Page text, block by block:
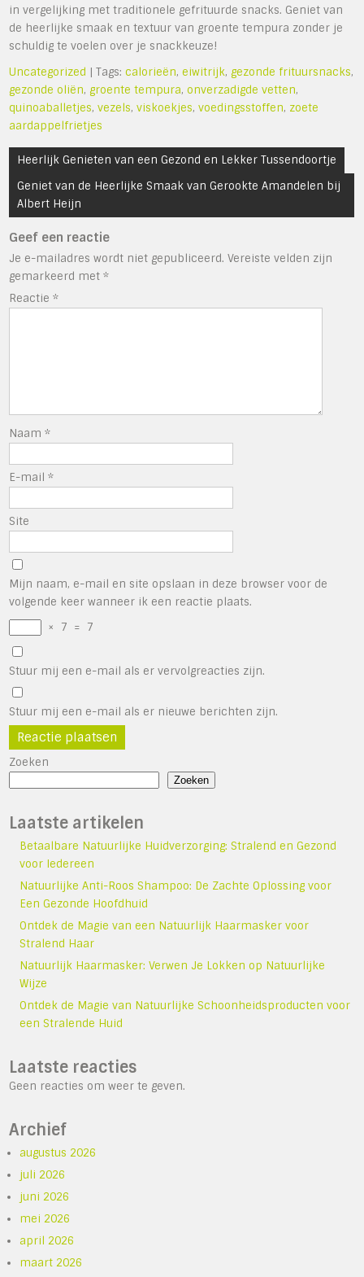
in vergelijking met traditionele gefrituurde snacks. Geniet van
de heerlijke smaak en textuur van groente tempura zonder je
schuldig te voelen over je snackkeuze!
Uncategorized | Tags:calorieën,eiwitrijk,gezonde frituursnacks,
gezonde oliën,groente tempura,onverzadigde vetten,
quinoaballetjes,vezels,viskoekjes,voedingsstoffen, zoete
aardappelfrietjes
Bericht
navigatie
Heerlijk Genieten van een Gezond en Lekker Tussendoortje
Geniet van de Heerlijke Smaak van Gerookte Amandelen bij
Albert Heijn
Geef een reactie
Je e-mailadres wordt niet gepubliceerd. Vereiste velden zijn
gemarkeerd met*
Reactie*
Naam*
E-mail*
Site
Mijn naam, e-mail en site opslaan in deze browser voor de
volgende keer wanneer ik een reactie plaats.
×
7 = 7
Stuur mij een e-mail als er vervolgreacties zijn.
Stuur mij een e-mail als er nieuwe berichten zijn.
Zoeken
Zoeken
Laatste artikelen
Betaalbare Natuurlijke Huidverzorging: Stralend en Gezond
voor Iedereen
Natuurlijke Anti-Roos Shampoo: De Zachte Oplossing voor
Een Gezonde Hoofdhuid
Ontdek de Magie van een Natuurlijk Haarmasker voor
Stralend Haar
Natuurlijk Haarmasker: Verwen Je Lokken op Natuurlijke
Wijze
Ontdek de Magie van Natuurlijke Schoonheidsproducten voor
een Stralende Huid
Laatste reacties
Geen reacties om weer te geven.
Archief
augustus 2026
juli 2026
juni 2026
mei 2026
april 2026
maart 2026